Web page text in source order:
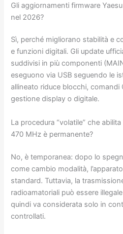
Gli aggiornamenti firmware
nel 2026?
Sì, perché migliorano stabilità e
e funzioni digitali. Gli update
suddivisi in più componenti
eseguono via USB seguendo le
allineato riduce blocchi, comandi
gestione display o digitale.
La procedura “volatile” che
470 MHz è permanente?
No, è temporanea: dopo lo
come cambio modalità,
standard. Tuttavia, la
radioamatoriali può essere
quindi va considerata solo in
controllati.